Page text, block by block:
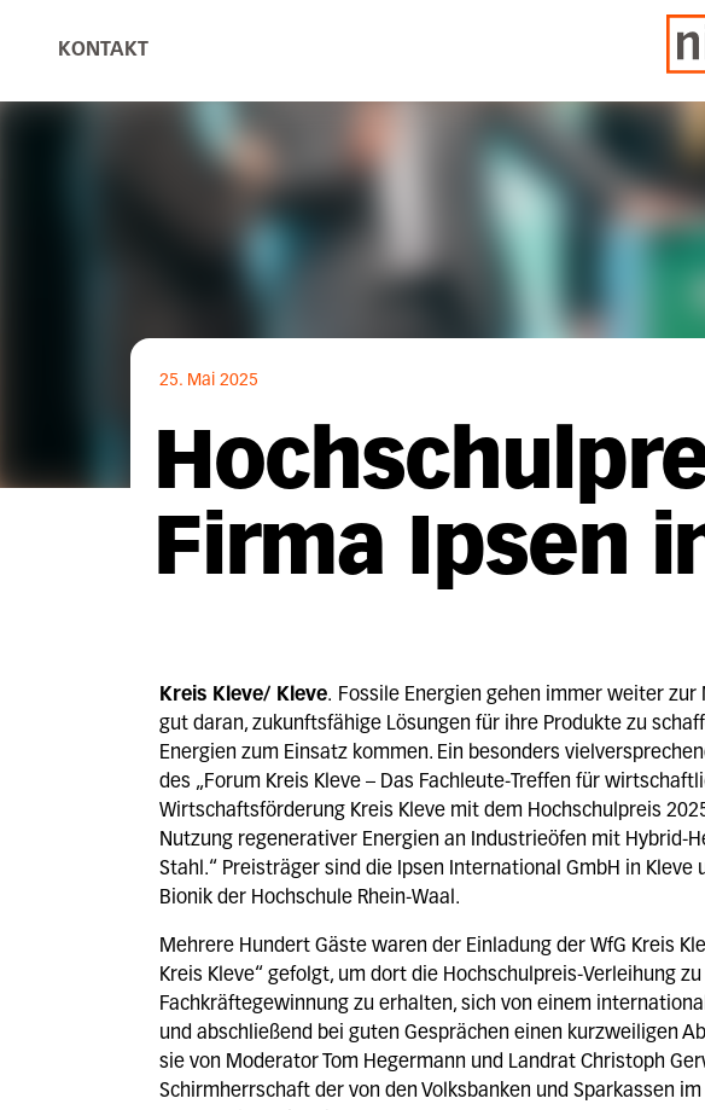
KONTAKT
25. Mai 2025
Firma Ipsen
Kreis Kleve/ Kleve. Fossile Energien gehen immer weiter
gut daran, zukunftsfähige Lösungen für ihre Produkte zu
Energien zum Einsatz kommen. Ein besonders
des „Forum Kreis Kleve – Das Fachleute-Treffen für
Wirtschaftsförderung Kreis Kleve mit dem Hochschulpreis
Nutzung regenerativer Energien an Industrieöfen mit Hybrid-
Stahl.“ Preisträger sind die Ipsen International GmbH in Kleve
Bionik der Hochschule Rhein-Waal.
Mehrere Hundert Gäste waren der Einladung der WfG Kreis
Kreis Kleve“ gefolgt, um dort die Hochschulpreis-Verleihung
Fachkräftegewinnung zu erhalten, sich von einem
und abschließend bei guten Gesprächen einen kurzweiligen
sie von Moderator Tom Hegermann und Landrat Christoph
Schirmherrschaft der von den Volksbanken und Sparkassen